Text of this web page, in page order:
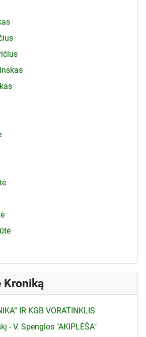
Kroniką
IR KGB VORATINKLIS
- V. Spenglos "AKIPLĖŠA"